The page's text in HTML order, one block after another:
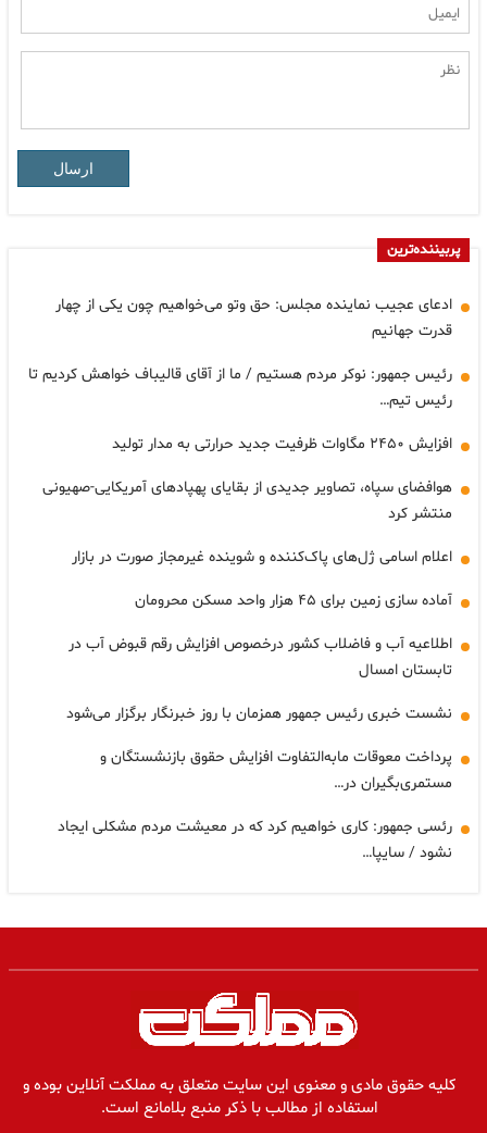
ارسال
پربیننده‌ترین
ادعای عجیب نماینده مجلس: حق وتو می‌خواهیم چون یکی از چهار
قدرت جهانیم
رئیس جمهور: نوکر مردم هستیم / ما از آقای قالیباف خواهش کردیم تا
رئیس تیم…
افزایش ۲۴۵۰ مگاوات ظرفیت جدید حرارتی به مدار تولید
هوافضای سپاه، تصاویر جدیدی از بقایای پهپادهای آمریکایی-صهیونی
منتشر کرد
اعلام اسامی ژل‌های پاک‌کننده و شوینده غیرمجاز صورت در بازار
آماده سازی زمین برای ۴۵ هزار واحد مسکن محرومان
اطلاعیه آب و فاضلاب کشور درخصوص افزایش رقم قبوض آب در
تابستان امسال
نشست خبری رئیس جمهور همزمان با روز خبرنگار برگزار می‌شود
پرداخت معوقات مابه‌التفاوت افزایش حقوق بازنشستگان و
مستمری‌بگیران در…
رئسی جمهور: کاری خواهیم کرد که در معیشت مردم مشکلی ایجاد
نشود / سایپا…
کلیه حقوق مادی و معنوی این سایت متعلق به مملکت آنلاین بوده و
استفاده از مطالب با ذکر منبع بلامانع است.